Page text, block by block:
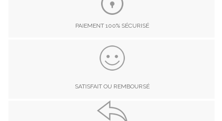
PAIEMENT 100% SÉCURISÉ
SATISFAIT OU REMBOURSÉ